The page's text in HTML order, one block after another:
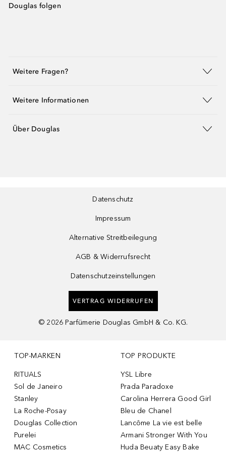
Douglas folgen
Weitere Fragen?
Weitere Informationen
Über Douglas
Datenschutz
Impressum
Alternative Streitbeilegung
AGB & Widerrufsrecht
Datenschutzeinstellungen
VERTRAG WIDERRUFEN
© 2026 Parfümerie Douglas GmbH & Co. KG.
TOP-MARKEN
RITUALS
Sol de Janeiro
Stanley
La Roche-Posay
Douglas Collection
Purelei
MAC Cosmetics
TOP PRODUKTE
YSL Libre
Prada Paradoxe
Carolina Herrera Good Girl
Bleu de Chanel
Lancôme La vie est belle
Armani Stronger With You
Huda Beuaty Easy Bake